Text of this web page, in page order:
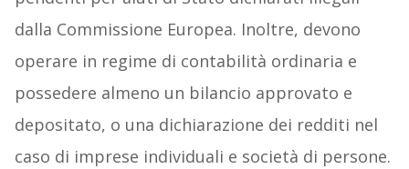
dalla Commissione Europea. Inoltre, devono
operare in regime di contabilità ordinaria e
possedere almeno un bilancio approvato e
depositato, o una dichiarazione dei redditi nel
caso di imprese individuali e società di persone.